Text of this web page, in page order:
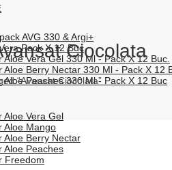
AVG 330 & Argi+
Pack X 12 Buc
Aloe Vera Gel 330 Ml - Pack X 12 Buc.
Aloe Berry Nectar 330 Ml - Pack X 12
Aloe Peaches 330 Ml - Pack X 12 Buc
Aloe Vera Gel
Aloe Mango
Aloe Berry Nectar
Aloe Peaches
Freedom
Ciocolata
“Avansat Ciocolata”